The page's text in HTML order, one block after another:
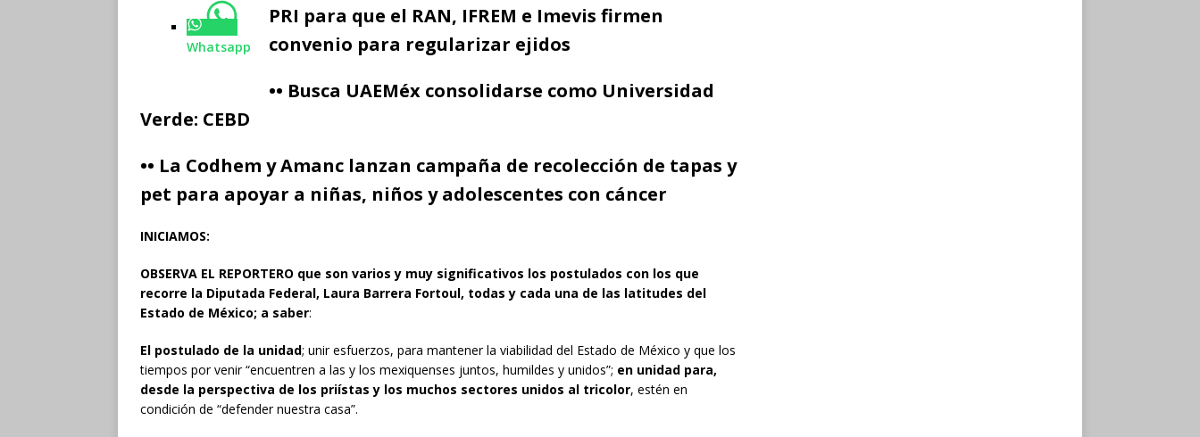
Whatsapp
PRI para que el RAN, IFREM e Imevis firmen
convenio para regularizar ejidos
•• Busca UAEMéx consolidarse como Universidad
Verde: CEBD
•• La Codhem y Amanc lanzan campaña de recolección de tapas y
pet para apoyar a niñas, niños y adolescentes con cáncer
INICIAMOS:
OBSERVA EL REPORTERO que son varios y muy significativos los postulados con los que
recorre la Diputada Federal, Laura Barrera Fortoul, todas y cada una de las latitudes del
Estado de México; a saber:
El postulado de la unidad; unir esfuerzos, para mantener la viabilidad del Estado de México y que los
tiempos por venir “encuentren a las y los mexiquenses juntos, humildes y unidos”; en unidad para,
desde la perspectiva de los priístas y los muchos sectores unidos al tricolor, estén en
condición de “defender nuestra casa”.